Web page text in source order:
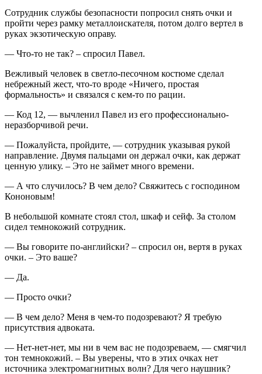
Сотрудник службы безопасности попросил снять очки и
пройти через рамку металлоискателя, потом долго вертел в
руках экзотическую оправу.
— Что-то не так? – спросил Павел.
Вежливый человек в светло-песочном костюме сделал
небрежный жест, что-то вроде «Ничего, простая
формальность» и связался с кем-то по рации.
— Код 12, — вычленил Павел из его профессионально-
неразборчивой речи.
— Пожалуйста, пройдите, — сотрудник указывая рукой
направление. Двумя пальцами он держал очки, как держат
ценную улику. – Это не займет много времени.
— А что случилось? В чем дело? Свяжитесь с господином
Кононовым!
В небольшой комнате стоял стол, шкаф и сейф. За столом
сидел темнокожий сотрудник.
— Вы говорите по-английски? – спросил он, вертя в руках
очки. – Это ваше?
— Да.
— Просто очки?
— В чем дело? Меня в чем-то подозревают? Я требую
присутствия адвоката.
— Нет-нет-нет, мы ни в чем вас не подозреваем, — смягчил
тон темнокожий. – Вы уверены, что в этих очках нет
источника электромагнитных волн? Для чего наушник?